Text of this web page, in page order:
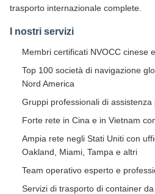
trasporto internazionale complete.
I nostri servizi
Membri certificati NVOCC cinese
Top 100 società di navigazione
Nord America
Gruppi professionali di
Forte rete in Cina e in Vietnam
Ampia rete negli Stati Uniti con
Oakland, Miami, Tampa e altri
Team operativo esperto e
Servizi di trasporto di container